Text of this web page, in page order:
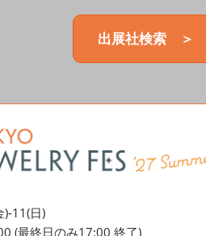
出展社検索 ＞
11(日)
(最終日のみ17:00 終了)